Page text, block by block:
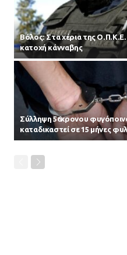
Βόλος: Στα χέρια της Ο.Π.Κ.Ε.
κατοχή κάνναβης
Σύλληψη 56χρονου
καταδικαστεί σε 15 μήνες